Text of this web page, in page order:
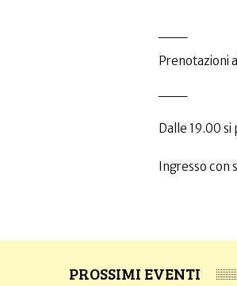
Prenotazioni
Dalle 19.00 si
Ingresso con
PROSSIMI EVENTI